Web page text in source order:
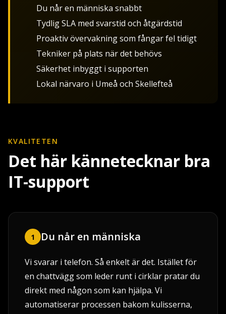
Du når en människa snabbt
Tydlig SLA med svarstid och åtgärdstid
Proaktiv övervakning som fångar fel tidigt
Tekniker på plats när det behövs
Säkerhet inbyggt i supporten
Lokal närvaro i Umeå och Skellefteå
KVALITETEN
Det här kännetecknar bra
IT-support
1 Du når en människa
Vi svarar i telefon. Så enkelt är det. Istället för
en chattvägg som leder runt i cirklar pratar du
direkt med någon som kan hjälpa. Vi
automatiserar processen bakom kulisserna,